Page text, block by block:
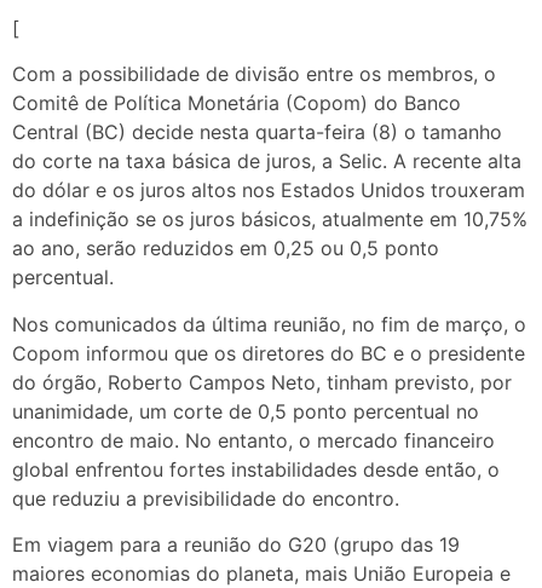
[
Com a possibilidade de divisão entre os membros, o
Comitê de Política Monetária (Copom) do Banco
Central (BC) decide nesta quarta-feira (8) o tamanho
do corte na taxa básica de juros, a Selic. A recente alta
do dólar e os juros altos nos Estados Unidos trouxeram
a indefinição se os juros básicos, atualmente em 10,75%
ao ano, serão reduzidos em 0,25 ou 0,5 ponto
percentual.
Nos comunicados da última reunião, no fim de março, o
Copom informou que os diretores do BC e o presidente
do órgão, Roberto Campos Neto, tinham previsto, por
unanimidade, um corte de 0,5 ponto percentual no
encontro de maio. No entanto, o mercado financeiro
global enfrentou fortes instabilidades desde então, o
que reduziu a previsibilidade do encontro.
Em viagem para a reunião do G20 (grupo das 19
maiores economias do planeta, mais União Europeia e